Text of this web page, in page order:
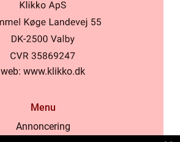
web: www.klikko.dk
Menu
Annoncering